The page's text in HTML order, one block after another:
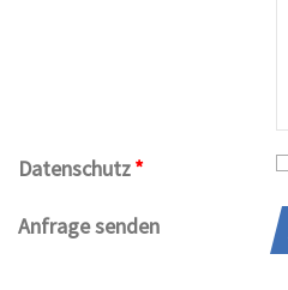
Datenschutz*
Anfrage senden